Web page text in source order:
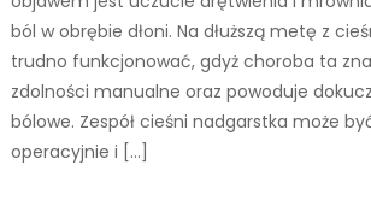
ból w obrębie dłoni. Na dłuższą metę z
trudno funkcjonować, gdyż choroba ta
zdolności manualne oraz powoduje
bólowe. Zespół cieśni nadgarstka może
operacyjnie i […]